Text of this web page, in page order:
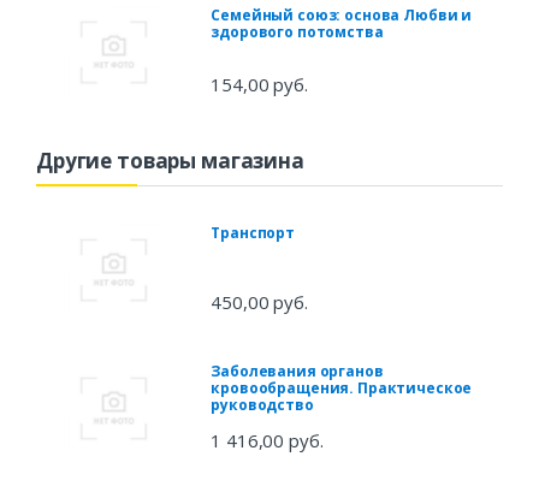
Семейный союз: основа Любви и
здорового потомства
154,00 руб.
Другие товары магазина
Транспорт
450,00 руб.
Заболевания органов
кровообращения. Практическое
руководство
1 416,00 руб.